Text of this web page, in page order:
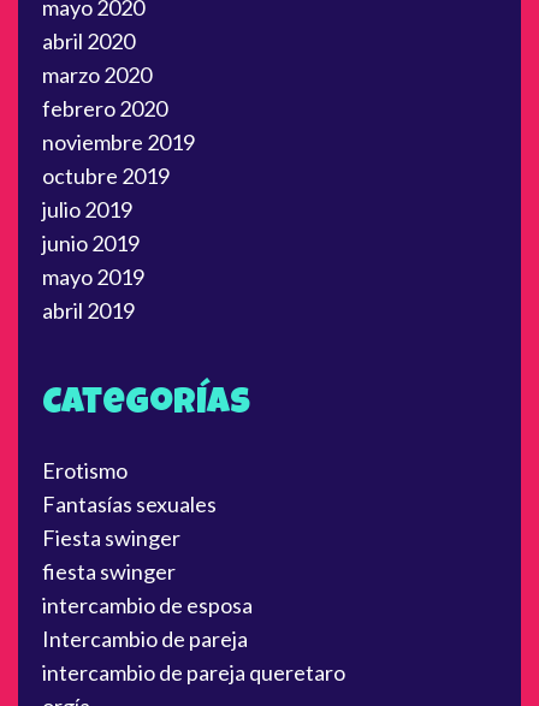
mayo 2020
abril 2020
marzo 2020
febrero 2020
noviembre 2019
octubre 2019
julio 2019
junio 2019
mayo 2019
abril 2019
Categorías
Erotismo
Fantasías sexuales
Fiesta swinger
fiesta swinger
intercambio de esposa
Intercambio de pareja
intercambio de pareja queretaro